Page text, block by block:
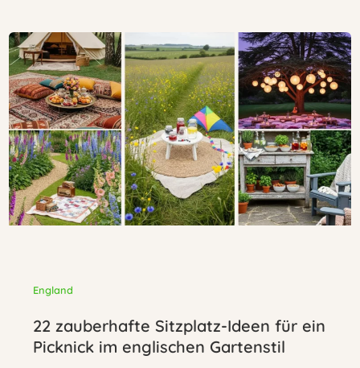
England
22 zauberhafte Sitzplatz-Ideen für ein
Picknick im englischen Gartenstil